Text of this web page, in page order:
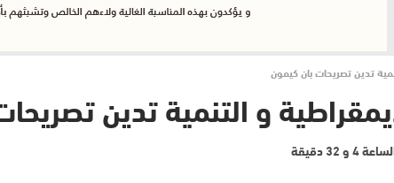
تدين تصريحات بان كيمون
و التنمية تدين